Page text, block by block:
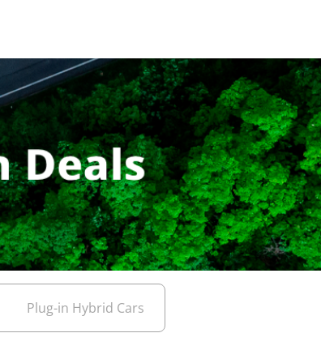
Plug-in Hybrid Cars